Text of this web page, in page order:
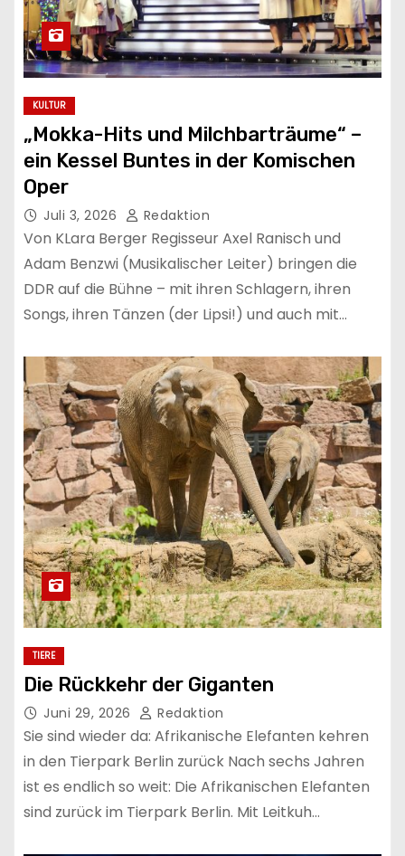
KULTUR
„Mokka-Hits und Milchbarträume“ –
ein Kessel Buntes in der Komischen
Oper
Juli 3, 2026 Redaktion
Von KLara Berger Regisseur Axel Ranisch und
Adam Benzwi (Musikalischer Leiter) bringen die
DDR auf die Bühne – mit ihren Schlagern, ihren
Songs, ihren Tänzen (der Lipsi!) und auch mit…
TIERE
Die Rückkehr der Giganten
Juni 29, 2026 Redaktion
Sie sind wieder da: Afrikanische Elefanten kehren
in den Tierpark Berlin zurück Nach sechs Jahren
ist es endlich so weit: Die Afrikanischen Elefanten
sind zurück im Tierpark Berlin. Mit Leitkuh…